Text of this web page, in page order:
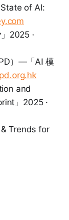
of AI:
2025 ·
）—「AI 模
and
」2025 ·
Trends for